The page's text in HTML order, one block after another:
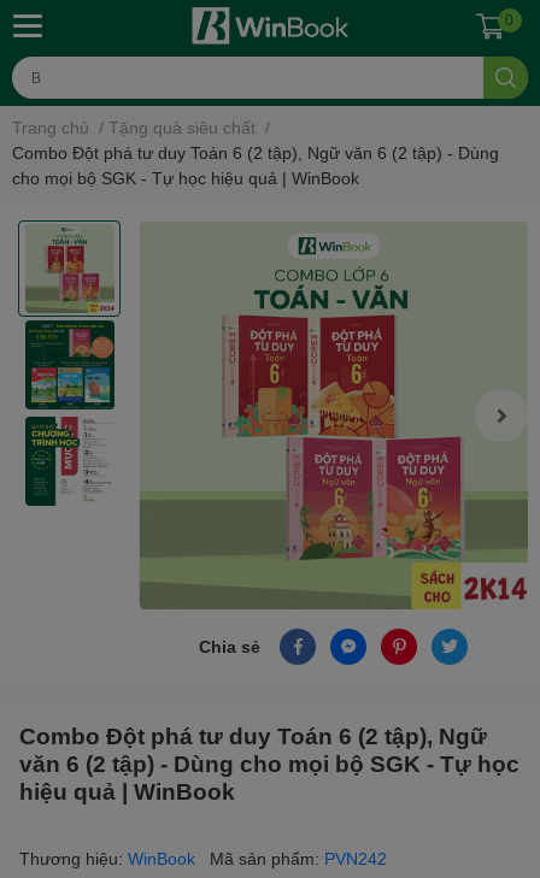
0
Trang chủ / Tặng quà siêu chất /
Combo Đột phá tư duy Toán 6 (2 tập), Ngữ văn 6 (2 tập) - Dùng
cho mọi bộ SGK - Tự học hiệu quả | WinBook
Chia sẻ
Combo Đột phá tư duy Toán 6 (2 tập), Ngữ
văn 6 (2 tập) - Dùng cho mọi bộ SGK - Tự học
hiệu quả | WinBook
Thương hiệu: WinBook Mã sản phẩm: PVN242